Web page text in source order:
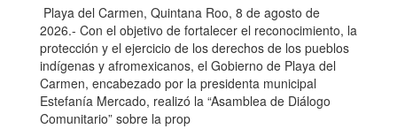
Playa del Carmen, Quintana Roo, 8 de agosto de
2026.- Con el objetivo de fortalecer el reconocimiento, la
protección y el ejercicio de los derechos de los pueblos
indígenas y afromexicanos, el Gobierno de Playa del
Carmen, encabezado por la presidenta municipal
Estefanía Mercado, realizó la “Asamblea de Diálogo
Comunitario” sobre la prop